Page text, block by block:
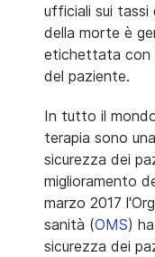
ufficiali sui tassi
della morte è
etichettata con
del paziente.
In tutto il
terapia sono
sicurezza dei
miglioramento
marzo 2017
sanità (OMS)
sicurezza dei